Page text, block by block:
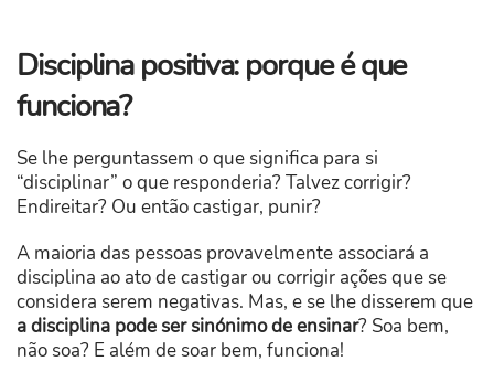
Disciplina positiva: porque é que
funciona?
Se lhe perguntassem o que significa para si
“disciplinar” o que responderia? Talvez corrigir?
Endireitar? Ou então castigar, punir?
A maioria das pessoas provavelmente associará a
disciplina ao ato de castigar ou corrigir ações que se
considera serem negativas. Mas, e se lhe disserem que
a disciplina pode ser sinónimo de ensinar? Soa bem,
não soa? E além de soar bem, funciona!